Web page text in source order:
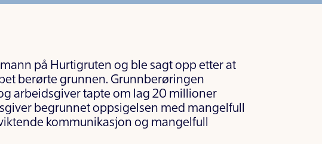
på Hurtigruten og ble sagt opp etter at
berørte grunnen. Grunnberøringen
arbeidsgiver tapte om lag 20 millioner
begrunnet oppsigelsen med mangelfull
kommunikasjon og mangelfull